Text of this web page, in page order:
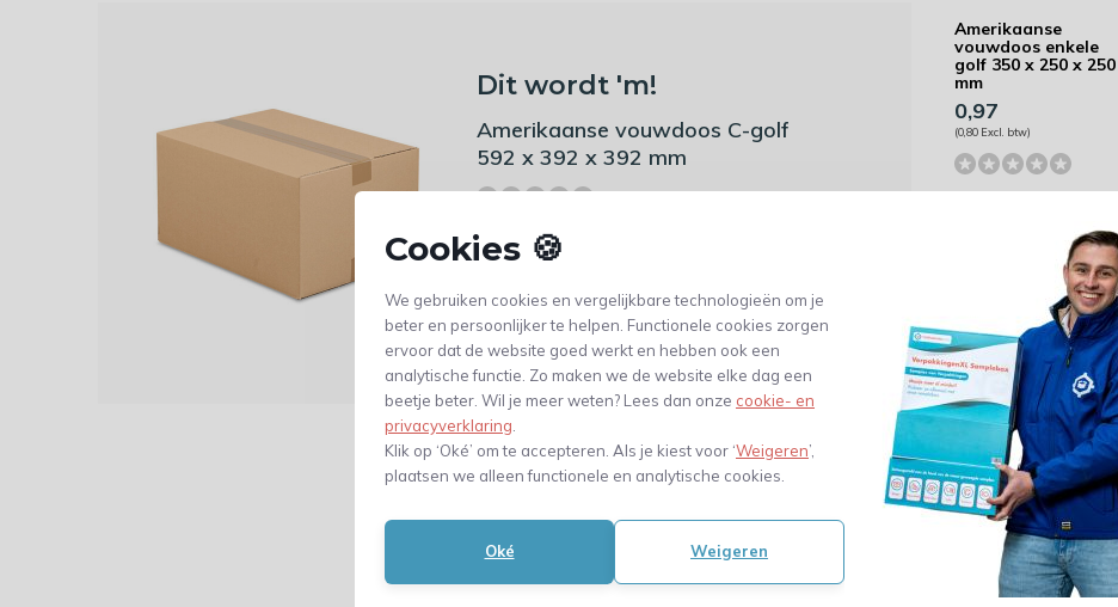
Cookies 🍪
We gebruiken cookies en vergelijkbare technologieën om je
beter en persoonlijker te helpen. Functionele cookies zorgen
ervoor dat de website goed werkt en hebben ook een
analytische functie. Zo maken we de website elke dag een
beetje beter. Wil je meer weten? Lees dan onze cookie- en
privacyverklaring
Klik op ‘Oké’ om te accepteren. Als je kiest voor ‘Weigeren’,
plaatsen we alleen functionele en analytische cookies.
Oké Weigeren
Dit wordt 'm!
Amerikaanse vouwdoos C-golf
592 x 392 x 392 mm
(0)
(2,39 Excl. btw)
winkelwagen
Amerikaanse
vouwdoos enkele
golf 350 x 250 x 250
mm
0,97
(0,80 Excl. btw)
Amerikaanse
vouwdoos enkele
golf 230 x 190 x 120
mm
0,59
(0,49 Excl. btw)